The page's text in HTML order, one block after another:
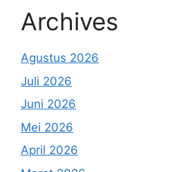
Archives
Agustus 2026
Juli 2026
Juni 2026
Mei 2026
April 2026